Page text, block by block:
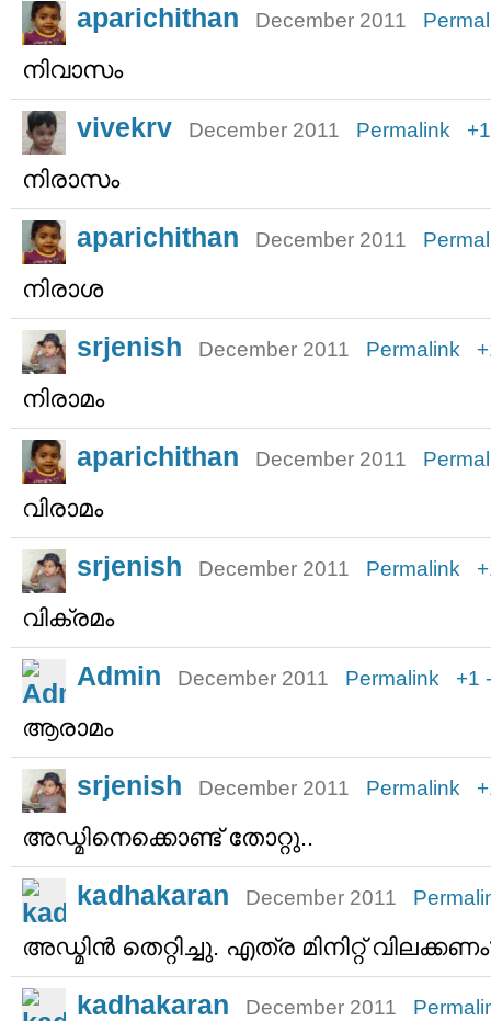
aparichithan December 2011
നിവാസം
vivekrv December 2011 Permalink +1
നിരാസം
aparichithan December 2011
നിരാശ
srjenish December 2011 Permalink
നിരാമം
aparichithan December 2011
വിരാമം
srjenish December 2011 Permalink
വിക്രമം
Admin December 2011 Permalink +1
ആരാമം
srjenish December 2011 Permalink
അഡ്മിനെക്കൊണ്ട് തോറ്റു..
kadhakaran December 2011
അഡ്മിന്‍ തെറ്റിച്ചു. എത്ര മിനിറ്റ്
kadhakaran December 2011